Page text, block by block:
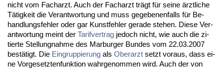
nicht vom Fach­arzt. Auch der Fach­arzt trägt für sei­ne ärzt­li­che
Tätig­keit die Ver­ant­wor­tung und muss ge­ge­be­nen­falls für Be­
hand­lungs­feh­ler oder gar Kunst­feh­ler ge­ra­de ste­hen. Die­se Ver­
ant­wor­tung meint der Ta­rif­ver­trag je­doch nicht, wie auch die zi­
tier­te Stel­lung­nah­me des Mar­bur­ger Bun­des vom 22.03.2007
bestätigt. Die Ein­grup­pie­rung als Ober­arzt setzt vor­aus, dass ei­
ne Vor­ge­setz­ten­funk­ti­on wahr­ge­nom­men wird. Auch der von